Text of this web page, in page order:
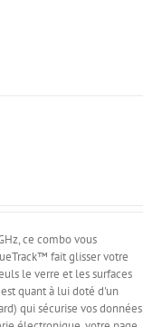
ce combo vous
fait glisser votre
le verre et les surfaces
quant à lui doté d'un
qui sécurise vos données